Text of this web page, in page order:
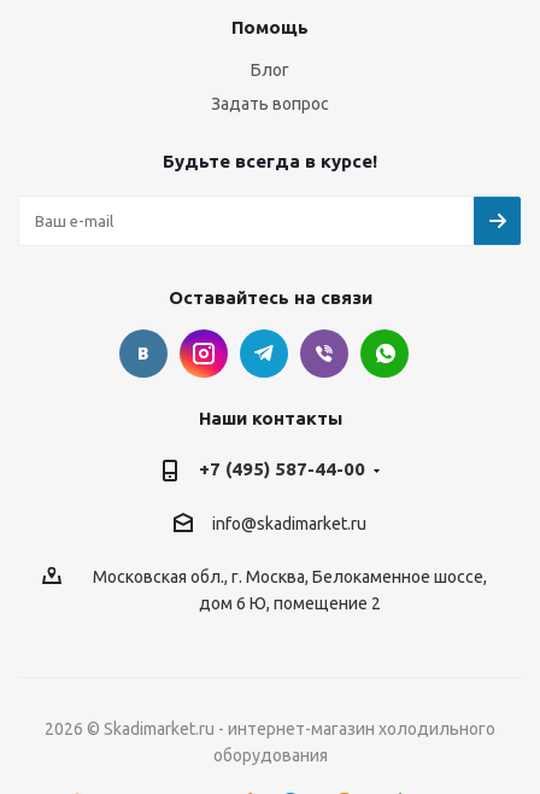
Помощь
Блог
Задать вопрос
Будьте всегда в курсе!
Оставайтесь на связи
Наши контакты
+7 (495) 587-44-00
info@skadimarket.ru
Московская обл., г. Москва, Белокаменное шоссе,
дом 6 Ю, помещение 2
2026 © Skadimarket.ru - интернет-магазин холодильного
оборудования